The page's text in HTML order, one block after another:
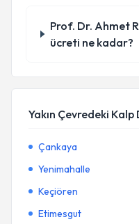
Prof. Dr. Ahmet
ücreti ne kadar?
Yakın Çevredeki
Çankaya
Yenimahalle
Keçiören
Etimesgut